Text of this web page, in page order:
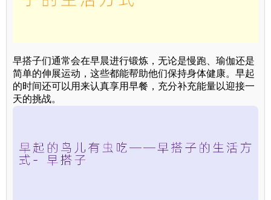
早搭子们通常会在早晨进行锻炼，无论是慢跑、瑜伽还是
简单的伸展运动，这些都能帮助他们保持身体健康。早起
的时间还可以用来认真享用早餐，充分补充能量以迎接一
天的挑战。